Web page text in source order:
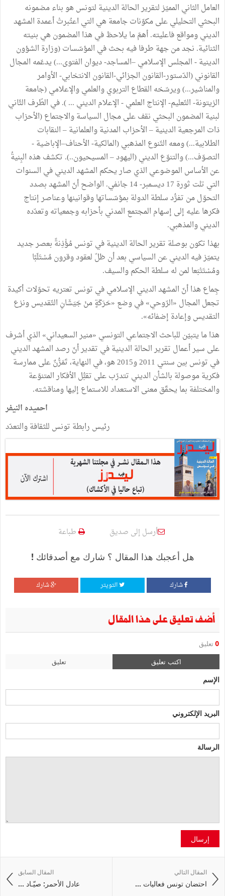
العامل الثاني المميّز لتقرير الحالة الدينية لتونس هو بناء مضمونه
البحثي التحليلي على مكوّنات جامعة هي التي اعتُبرتْ أعمدة المشهد
الديني ومواقع فاعليته. أهمّ ما يلاحظ في هذا المضمون هي بنيته
الثنائية. نجد من جهة طرفا فيه بحث في المؤسّسات (وزارة الشؤون
الدينية - المجلس الإسلامي –المساجد- ديوان الفتوى...) يدعّمه المجال
القانوني (الدّستور-القانون الجزائي-القانون الانتخابي- الأوامر
والمناشير...) ويرسّخه القطاع التربوي والعلمي والإعلامي (جامعة
الزيتونة- التّعليم- الإنتاج العلمي - الإعلام الديني ... ). في الطّرف الثّاني
لبنية المضمون البحثي نقف على مجال السياسة والاجتماع (الأحزاب
ذات المرجعية الدينية – الأحزاب المدنية والعلمانية – النقابات
الطلابية...) ومعه التّنوع المذهبي (المالكية- الأحناف–الإباضية -
التصوّف...) والتنوّع الديني (اليهود – المسيحيون..). تكشف هذه البِنيةُ
عن الأساس الموضوعي الذي صار يحكم المشهد الديني في السنوات
التي تلت ثورة 17 ديسمبر- 14 جانفي. الواضح أنّ المشهد بصدد
التحوّل من تفرُّد سلطة الدولة بمؤسّساتها وقوانينها وعناصر إنتاج
فكرها عليه إلى إسهام المجتمع المدني بأحزابه وجمعياته وتعدّده
الديني والمذهبي.
بهذا تكون بوصلة تقرير الحالة الدينية في تونس مُؤْذِنةً بعصر جديد
يتميّز فيه الديني عن السياسي بعد أن ظلّ لعقود وقرون مُسْتَلَبًا
ومُسْتَتْبَعا لمن له سلطة الحكم والسيف.
جِماع هذا أنّ المشهد الديني الإسلامي في تونس تعتريه تحوّلات أكيدة
تجعل المجال «الرّوحي» في وضع «حَرَكَةٍ منْ جَيَشَانِ التّقديس ونزع
التقديس وإعادة إضفائه».
هذا ما يتبيّن للباحث الاجتماعي التونسي «منير السعيداني» الذي أشرف
على سير أعمال تقرير الحالة الدينية في تقدير أنّ رصد المشهد الديني
في تونس بين سنتي 2011 و2015 هو، في النهاية، تَمَرُّنٌ على ممارسة
فكرية موصولة بالشأن الديني تتدرّب على تقبُّل الأفكار المتنوّعة
والمختلفة بما يحقّق معنى الاستعداد للاستماع إليها ومناقشته.
احميده النيفر
رئيس رابطة تونس للثقافة والتعدّد
أرسل إلى صديق طباعة
هل أعجبك هذا المقال ؟ شارك مع أصدقائك !
شارك التويتر شارك
أضف تعليق على هذا المقال
0 تعليق
اكتب تعليق تعليق
الإسم
البريد الإلكتروني
الرسالة
إرسال
المقال السابق
عادل الأحمر: صيّـاد ...
المقال التالي
احتضان تونس فعاليات ...